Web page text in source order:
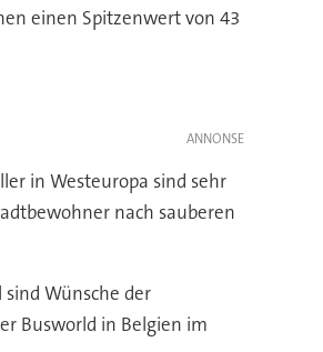
einen Spitzenwert von 43
in Westeuropa sind sehr
nach sauberen
Wünsche der
Busworld in Belgien im